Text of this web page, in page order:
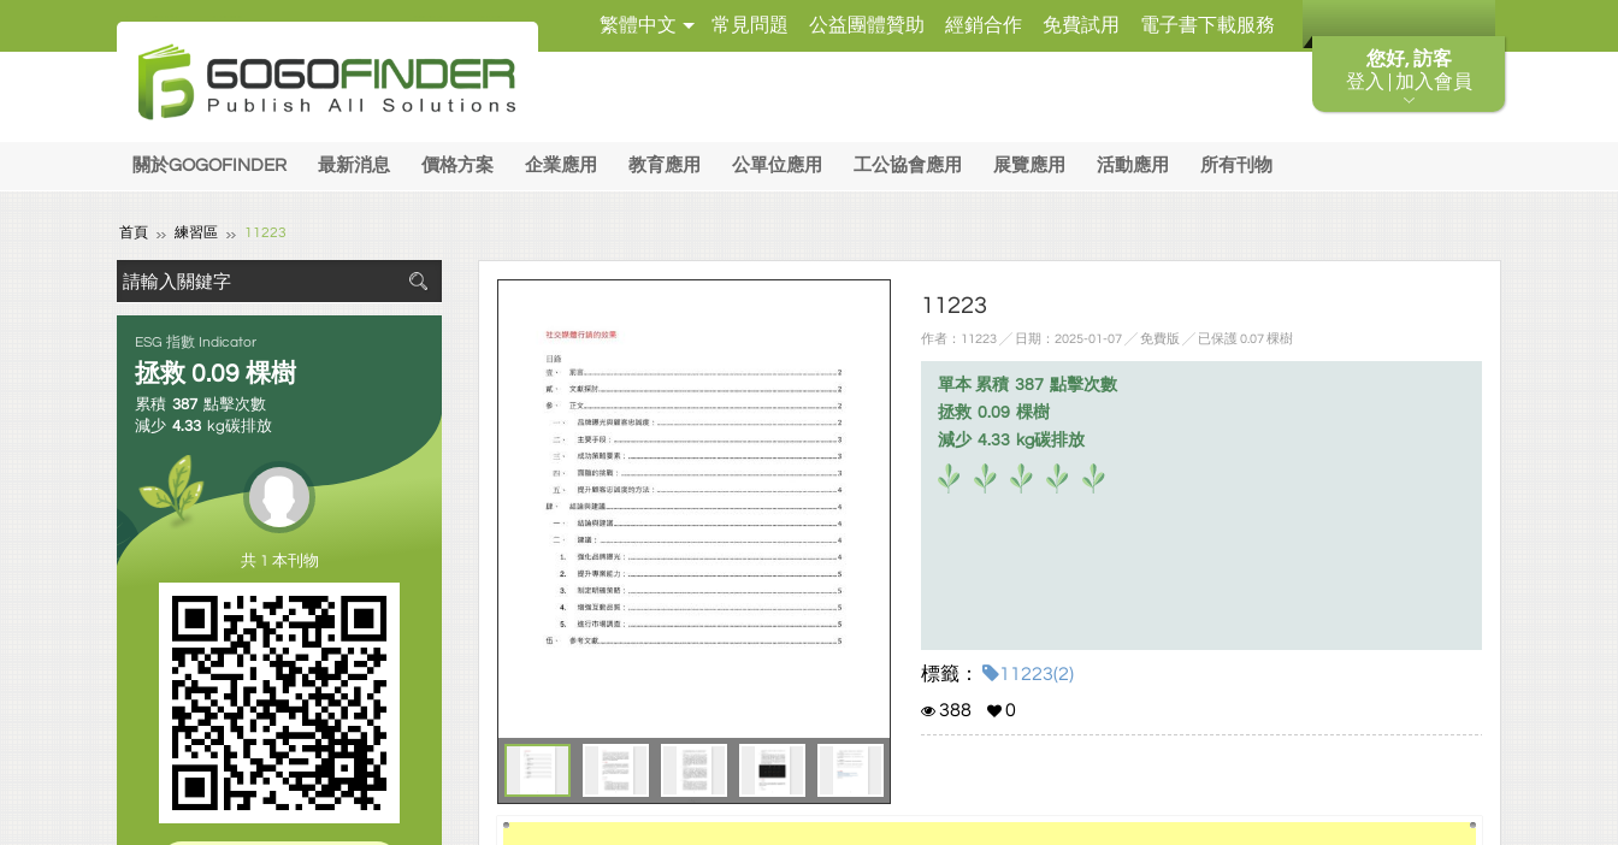
您好, 訪客
登入 | 加入會員
繁體中文 常見問題 公益團體贊助 經銷合作 免費試用 電子書下載服務
關於GOGOFINDER 最新消息 價格方案 企業應用 教育應用 公單位應用 工公協會應用 展覽應用 活動應用 所有刊物
首頁 練習區 11223
11223
作者：11223 ╱ 日期：2025-01-07 ╱ 免費版 ╱ 已保護 0.07 棵樹
單本 累積 387 點擊次數
拯救 0.09 棵樹
減少 4.33 kg碳排放
標籤：
11223(2)
388
0
ESG 指數 Indicator
拯救 0.09 棵樹
累積 387 點擊次數
減少 4.33 kg碳排放
共 1 本刊物